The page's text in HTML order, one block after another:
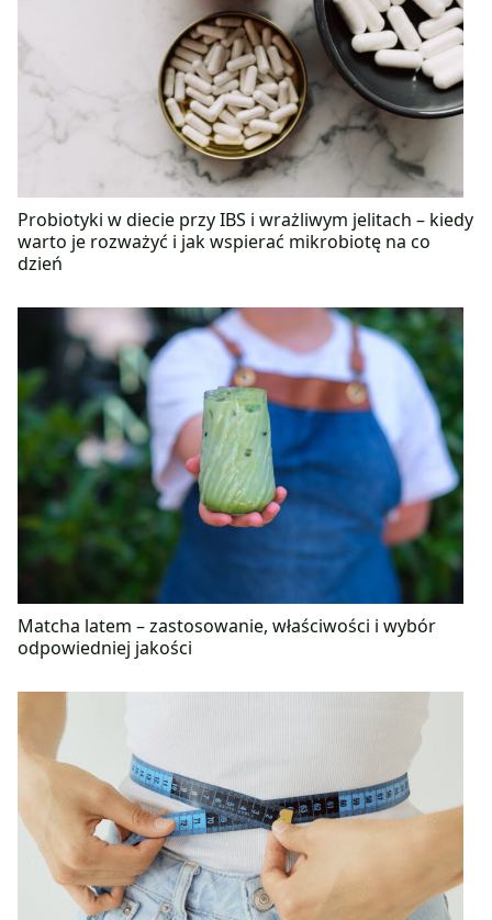
Probiotyki w diecie przy IBS i wrażliwym jelitach – kiedy
warto je rozważyć i jak wspierać mikrobiotę na co
dzień
Matcha latem – zastosowanie, właściwości i wybór
odpowiedniej jakości